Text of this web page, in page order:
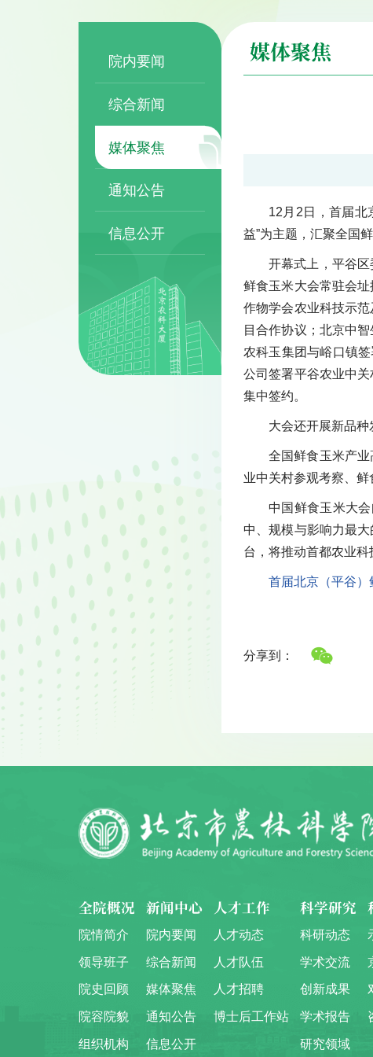
院内要闻
综合新闻
媒体聚焦
通知公告
信息公开
媒体聚焦
12月2日，首届北
益”为主题，汇聚全国
开幕式上，平谷
鲜食玉米大会常驻会
作物学会农业科技示
目合作协议；北京中
农科玉集团与峪口镇
公司签署平谷农业中
集中签约。
大会还开展新品
全国鲜食玉米产
业中关村参观考察、
中国鲜食玉米大
中、规模与影响力最
台，将推动首都农业科
首届北京（平谷
分享到：
全院概况
院情简介
领导班子
院史回顾
院容院貌
组织机构
新闻中心
院内要闻
综合新闻
媒体聚焦
通知公告
信息公开
人才工作
人才动态
人才队伍
人才招聘
博士后工作站
科学研究
科研动态
学术交流
创新成果
学术报告
研究领域